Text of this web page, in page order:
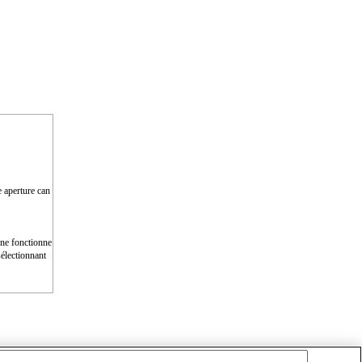
can
fonctionne